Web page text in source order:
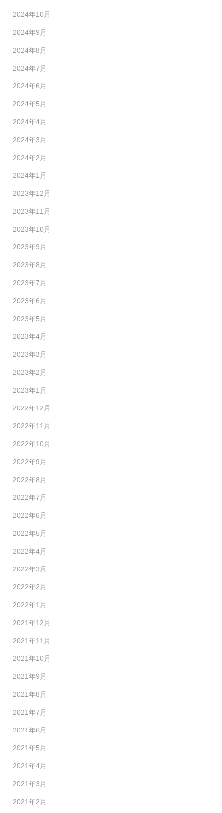
2024年10月
2024年9月
2024年8月
2024年7月
2024年6月
2024年5月
2024年4月
2024年3月
2024年2月
2024年1月
2023年12月
2023年11月
2023年10月
2023年9月
2023年8月
2023年7月
2023年6月
2023年5月
2023年4月
2023年3月
2023年2月
2023年1月
2022年12月
2022年11月
2022年10月
2022年9月
2022年8月
2022年7月
2022年6月
2022年5月
2022年4月
2022年3月
2022年2月
2022年1月
2021年12月
2021年11月
2021年10月
2021年9月
2021年8月
2021年7月
2021年6月
2021年5月
2021年4月
2021年3月
2021年2月